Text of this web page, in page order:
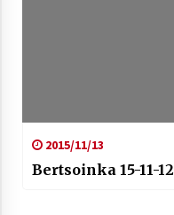
2015/11/13
Bertsoinka 15-11-12